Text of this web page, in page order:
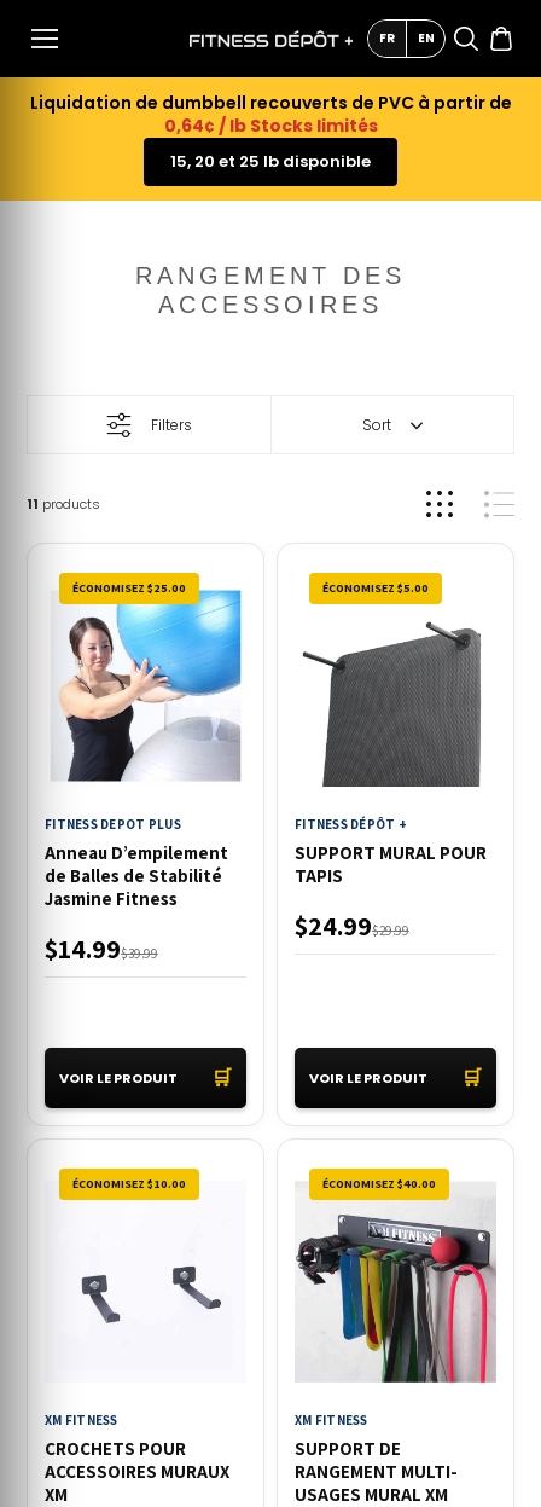
CONTE
NU FR EN
Liquidation de dumbbell recouverts de PVC à partir de
0,64¢ / lb Stocks limités
15, 20 et 25 lb disponible
RANGEMENT DES
ACCESSOIRES
Filters Sort
11 products
ÉCONOMISEZ $25.00
FITNESS DEPOT PLUS
Anneau D’empilement
de Balles de Stabilité
Jasmine Fitness
$39.99
$14.99
VOIR LE PRODUIT 🛒
ÉCONOMISEZ $5.00
FITNESS DÉPÔT +
SUPPORT MURAL POUR
TAPIS
$29.99
$24.99
VOIR LE PRODUIT 🛒
ÉCONOMISEZ $10.00
XM FITNESS
CROCHETS POUR
ACCESSOIRES MURAUX
XM
ÉCONOMISEZ $40.00
XM FITNESS
SUPPORT DE
RANGEMENT MULTI-
USAGES MURAL XM